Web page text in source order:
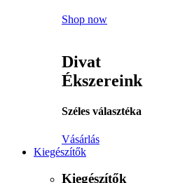
Shop now
Divat
Ékszereink
Széles választéka
Vásárlás
Kiegészítők
Kiegészítők